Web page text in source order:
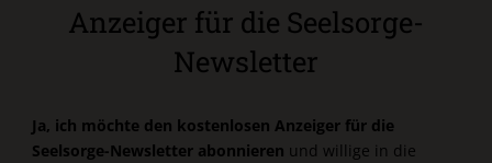
Anzeiger für die Seelsorge-
Newsletter
Ja, ich möchte den kostenlosen Anzeiger für die
Seelsorge-Newsletter abonnieren und willige in die